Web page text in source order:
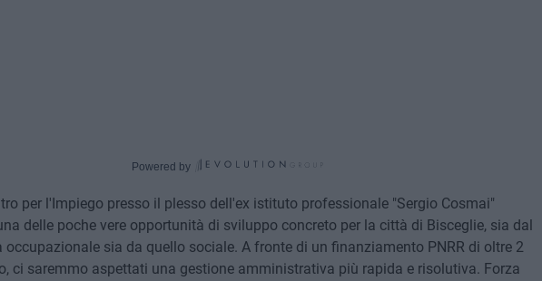
Powered by
per l'Impiego presso il plesso dell'ex istituto professionale "Sergio Cosmai"
delle poche vere opportunità di sviluppo concreto per la città di Bisceglie, sia dal
occupazionale sia da quello sociale. A fronte di un finanziamento PNRR di oltre 2
ci saremmo aspettati una gestione amministrativa più rapida e risolutiva. Forza